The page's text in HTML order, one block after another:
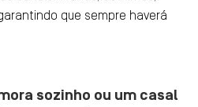
que sempre haverá
sozinho ou um casal